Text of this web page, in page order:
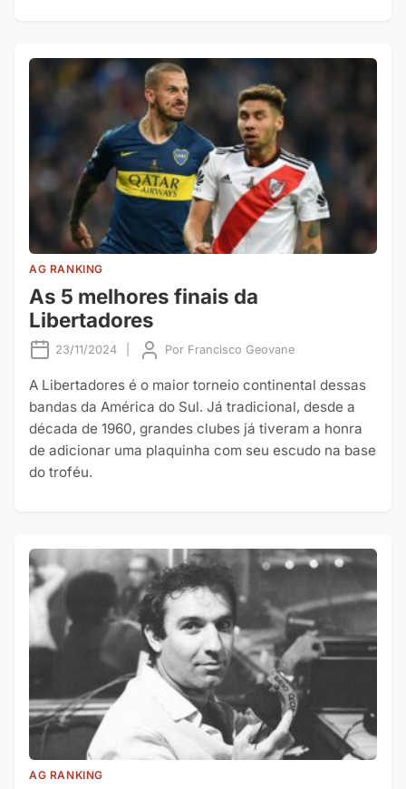
AG RANKING
As 5 melhores finais da
Libertadores
23/11/2024 Por Francisco Geovane
A Libertadores é o maior torneio continental dessas
bandas da América do Sul. Já tradicional, desde a
década de 1960, grandes clubes já tiveram a honra
de adicionar uma plaquinha com seu escudo na base
do troféu.
AG RANKING